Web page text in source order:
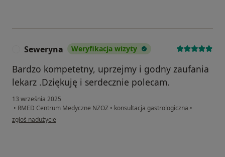
Seweryna Weryfikacja wizyty
Bardzo kompetetny, uprzejmy i godny zaufania
lekarz .Dziękuję i serdecznie polecam.
13 września 2025
• RMED Centrum Medyczne NZOZ • konsultacja gastrologiczna •
w opinii użytkownika Seweryna
zgłoś nadużycie